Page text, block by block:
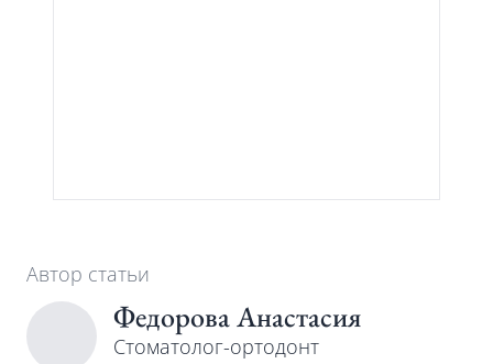
Автор статьи
Федорова Анастасия
Cтоматолог-ортодонт